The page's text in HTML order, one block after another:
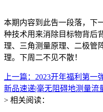
本期内容到此告一段落，下
种技术用来消除目标物背后
理、三角测量原理、二极管
理。下周二不见不散！
上一篇：2023开年福利第
新品速递|毫无阻碍地测量流
> 相关阅读：